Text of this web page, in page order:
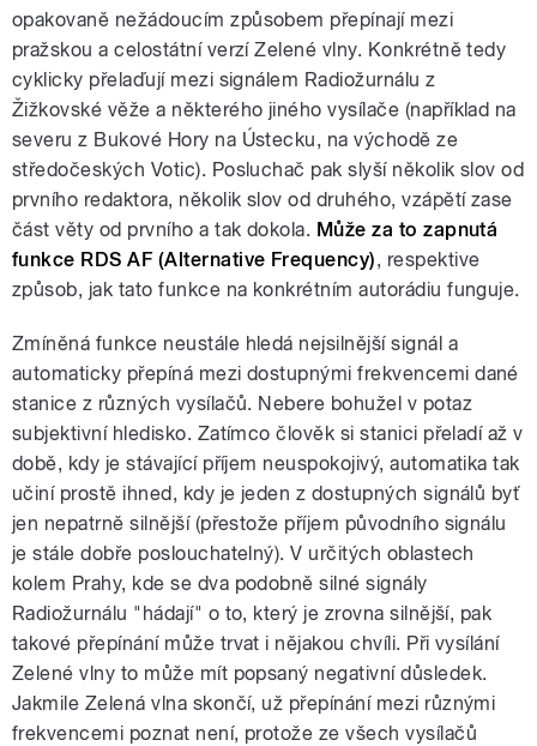
opakovaně nežádoucím způsobem přepínají mezi
pražskou a celostátní verzí Zelené vlny. Konkrétně tedy
cyklicky přelaďují mezi signálem Radiožurnálu z
Žižkovské věže a některého jiného vysílače (například na
severu z Bukové Hory na Ústecku, na východě ze
středočeských Votic). Posluchač pak slyší několik slov od
prvního redaktora, několik slov od druhého, vzápětí zase
část věty od prvního a tak dokola. Může za to zapnutá
funkce RDS AF (Alternative Frequency), respektive
způsob, jak tato funkce na konkrétním autorádiu funguje.
Zmíněná funkce neustále hledá nejsilnější signál a
automaticky přepíná mezi dostupnými frekvencemi dané
stanice z různých vysílačů. Nebere bohužel v potaz
subjektivní hledisko. Zatímco člověk si stanici přeladí až v
době, kdy je stávající příjem neuspokojivý, automatika tak
učiní prostě ihned, kdy je jeden z dostupných signálů byť
jen nepatrně silnější (přestože příjem původního signálu
je stále dobře poslouchatelný). V určitých oblastech
kolem Prahy, kde se dva podobně silné signály
Radiožurnálu "hádají" o to, který je zrovna silnější, pak
takové přepínání může trvat i nějakou chvíli. Při vysílání
Zelené vlny to může mít popsaný negativní důsledek.
Jakmile Zelená vlna skončí, už přepínání mezi různými
frekvencemi poznat není, protože ze všech vysílačů